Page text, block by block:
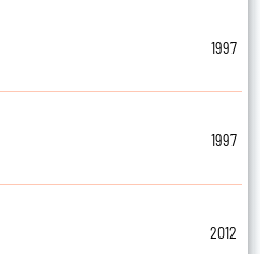
1997
1997
2012